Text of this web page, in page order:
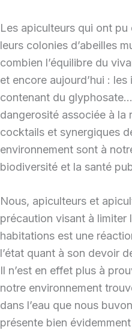
Les apiculteurs qui ont
leurs colonies d’abeilles
combien l’équilibre du
et encore aujourd’hui :
contenant du
dangerosité associée à la
cocktails et synergiques
environnement sont à
biodiversité et la santé
Nous, apiculteurs et
précaution visant à limiter
habitations est une
l’état quant à son devoir
Il n’est en effet plus à
notre environnement
dans l’eau que nous
présente bien